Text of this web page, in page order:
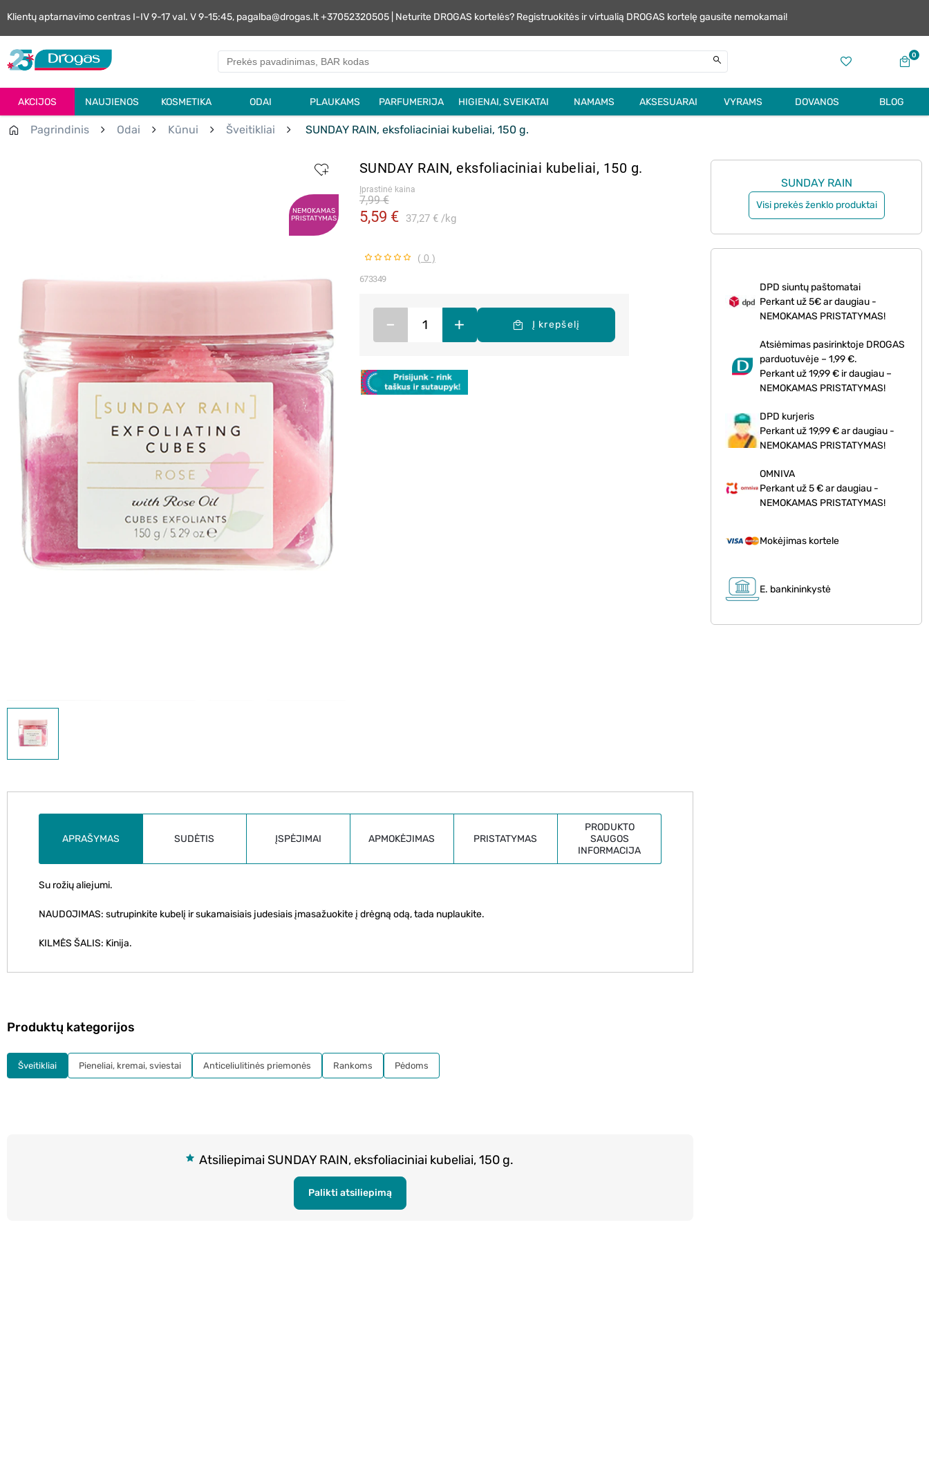
Klientų aptarnavimo centras I-IV 9-17 val. V 9-15:45, pagalba@drogas.lt +37052320505 | Neturite DROGAS kortelės? Registruokitės ir virtualią DROGAS kortelę gausite nemokamai!
0
AKCIJOS NAUJIENOS KOSMETIKA ODAI PLAUKAMS PARFUMERIJA HIGIENAI, SVEIKATAI NAMAMS AKSESUARAI VYRAMS DOVANOS BLOG
Pagrindinis Odai Kūnui Šveitikliai SUNDAY RAIN, eksfoliaciniai kubeliai, 150 g.
NEMOKAMAS
PRISTATYMAS
SUNDAY RAIN, eksfoliaciniai kubeliai, 150 g.
Įprastinė kaina
5,59 € 37,27 € kg
7,99 €
( 0 )
673349
– + Į krepšelį
SUNDAY RAIN
Visi prekės ženklo produktai
DPD siuntų paštomatai
Perkant už 5€ ar daugiau -
NEMOKAMAS PRISTATYMAS!
Atsiėmimas pasirinktoje DROGAS
parduotuvėje – 1,99 €.
Perkant už 19,99 € ir daugiau –
NEMOKAMAS PRISTATYMAS!
DPD kurjeris
Perkant už 19,99 € ar daugiau -
NEMOKAMAS PRISTATYMAS!
OMNIVA
Perkant už 5 € ar daugiau -
NEMOKAMAS PRISTATYMAS!
Mokėjimas kortele
E. bankininkystė
APRAŠYMAS SUDĖTIS ĮSPĖJIMAI APMOKĖJIMAS PRISTATYMAS
PRODUKTO
SAUGOS
INFORMACIJA
Su rožių aliejumi.
NAUDOJIMAS: sutrupinkite kubelį ir sukamaisiais judesiais įmasažuokite į drėgną odą, tada nuplaukite.
KILMĖS ŠALIS: Kinija.
Atsiliepimai SUNDAY RAIN, eksfoliaciniai kubeliai, 150 g.
Palikti atsiliepimą
Produktų kategorijos
Šveitikliai Pieneliai, kremai, sviestai Anticeliulitinės priemonės Rankoms Pėdoms